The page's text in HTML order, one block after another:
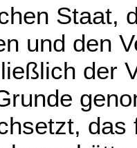
Staat,
und den
der